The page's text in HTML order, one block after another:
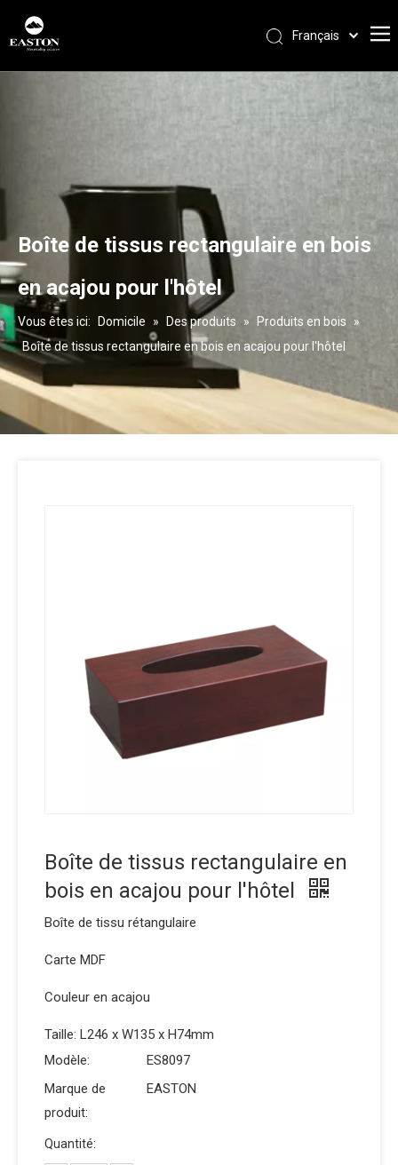
Français
Boîte de tissus rectangulaire en bois
en acajou pour l'hôtel
Vous êtes ici: Domicile » Des produits » Produits en bois
»
Boîte de tissus rectangulaire en bois en acajou pour l'hôtel
Boîte de tissus rectangulaire en
bois en acajou pour l'hôtel
Boîte de tissu rétangulaire
Carte MDF
Couleur en acajou
Taille: L246 x W135 x H74mm
Modèle:
ES8097
Marque de
produit:
EASTON
Quantité: